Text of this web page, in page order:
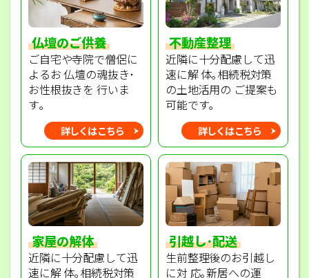
仏壇のご供養
ご自宅や寺院で僧侶に
よるお 仏壇の魂抜き･
お性根抜きを 行いま
す｡
詳しくはこちら
不動産整理
近隣に十分配慮して迅
速に解 体｡相続税対策
の土地活用の ご提案も
可能です｡
詳しくはこちら
家屋の解体
近隣に十分配慮して迅
速に解 体｡相続税対策
引越し･配送
生前整理後のお引越し
に対 応｡新居への運